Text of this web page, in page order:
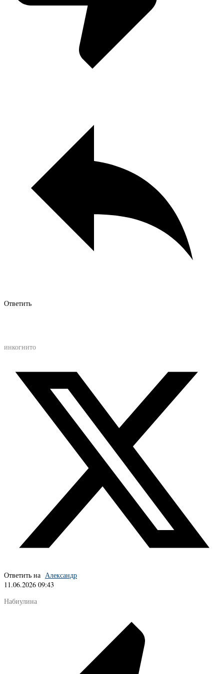
Ответить
инкогнито
Ответить на Александр
11.06.2026 09:43
Набиулина